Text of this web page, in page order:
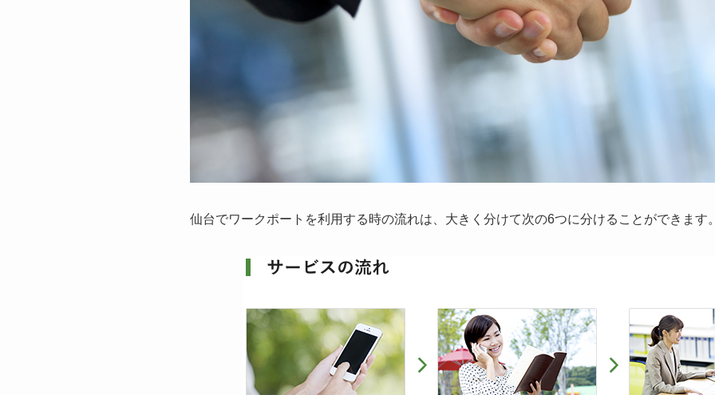
仙台でワークポートを利用する時の流れは、大きく分けて次の6つに分けることができます